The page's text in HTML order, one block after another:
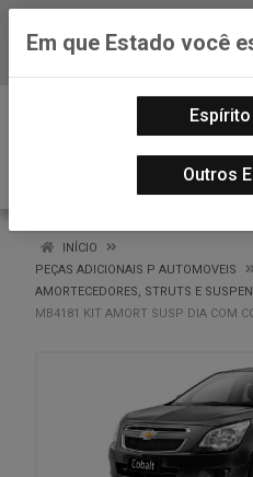
INÍCIO
PEÇAS ADICIONAIS P AUTOMOVEIS
AMORTECEDORES, STRUTS E
MB4181 KIT AMORT SUSP DIA COM
Em que Estado você
Outros